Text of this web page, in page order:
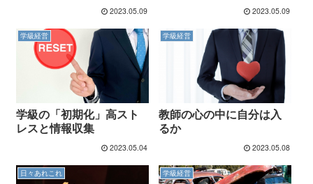
2023.05.09 2023.05.09
学級経営
学級の「初期化」高スト
レスと情報収集
2023.05.04
学級経営
教師の心の中に自分は入
るか
2023.05.08
日々あれこれ 学級経営